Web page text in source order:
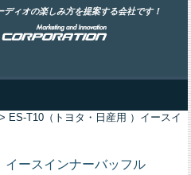
ィオの楽しみ方を提案する会社です！
> ES-T10（トヨタ・日産用 ）イースイ
イースインナーバッフル